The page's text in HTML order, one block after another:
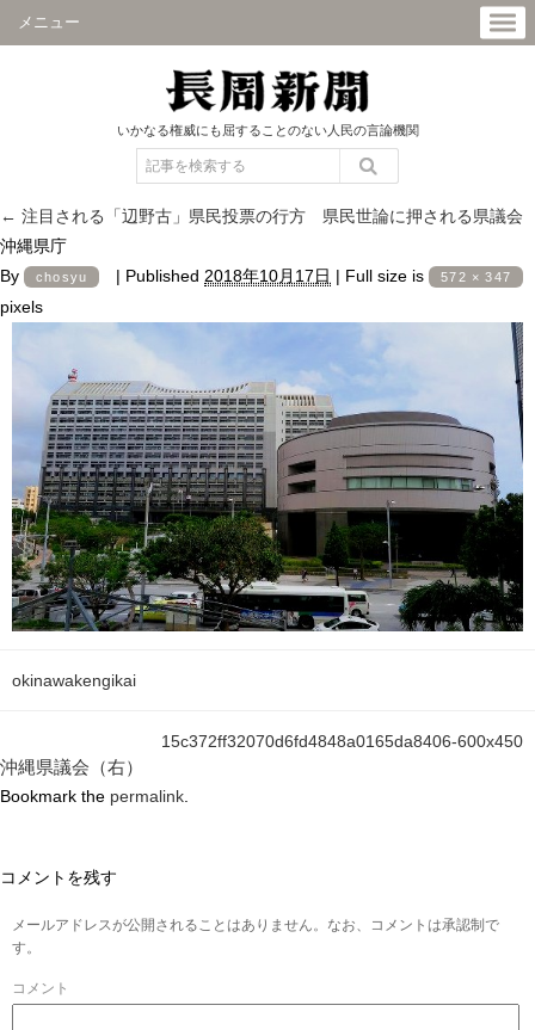
メニュー
いかなる権威にも屈することのない人民の言論機関
← 注目される「辺野古」県民投票の行方 県民世論に押される県議会
沖縄県庁
By
chosyu | Published 2018年10月17日 | Full size is 572 × 347
pixels
okinawakengikai
15c372ff32070d6fd4848a0165da8406-600x450
沖縄県議会（右）
Bookmark the permalink.
コメントを残す
メールアドレスが公開されることはありません。なお、コメントは承認制で
す。
コメント